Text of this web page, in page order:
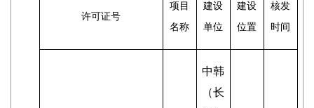
许可证号
项目
名称
建设
单位
建设
位置
核发
时间
中韩
（长